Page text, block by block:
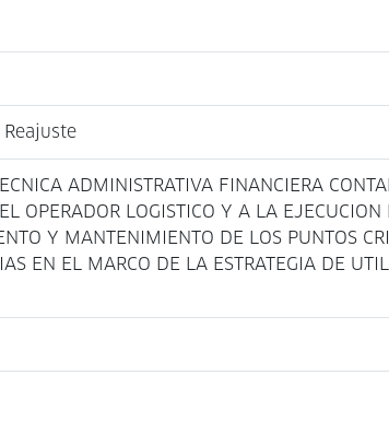
ADMINISTRATIVA FINANCIERA
OPERADOR LOGISTICO Y A LA
Y MANTENIMIENTO DE LOS PUNTOS
EN EL MARCO DE LA ESTRATEGIA DE